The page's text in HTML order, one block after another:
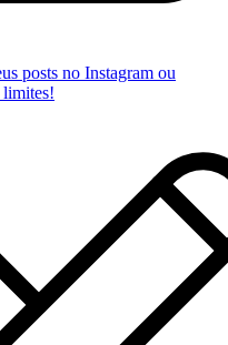
posts no Instagram ou
limites!